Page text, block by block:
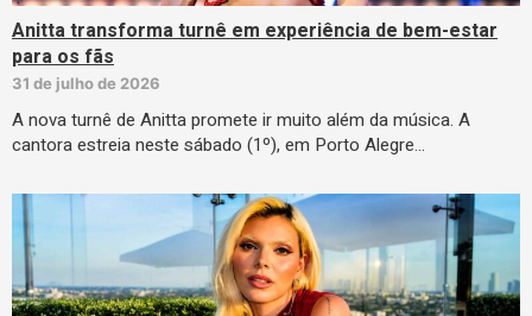
Anitta transforma turnê em experiência de bem-estar
para os fãs
31 de julho de 2026
A nova turnê de Anitta promete ir muito além da música. A
cantora estreia neste sábado (1º), em Porto Alegre…